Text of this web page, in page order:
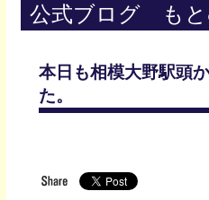
公式ブログ もと
本日も相模大野駅頭
た。